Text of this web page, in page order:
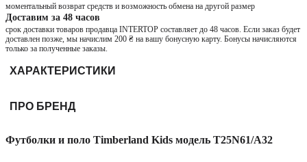
моментальный возврат средств и возможность обмена на другой размер
Доставим за 48 часов
срок доставки товаров продавца INTERTOP составляет до 48 часов. Если заказ будет
доставлен позже, мы начислим 200 ₴ на вашу бонусную карту. Бонусы начисляются
только за полученные заказы.
ХАРАКТЕРИСТИКИ
ПРО БРЕНД
Футболки и поло Timberland Kids модель T25N61/A32